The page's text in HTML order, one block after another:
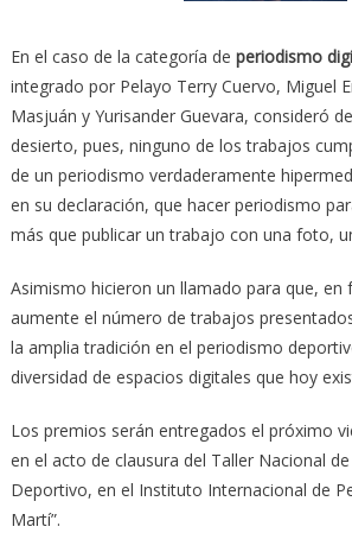
En el caso de la categoría de periodismo
integrado por Pelayo Terry Cuervo, Miguel
Masjuán y Yurisander Guevara, consideró
desierto, pues, ninguno de los trabajos
de un periodismo verdaderamente
en su declaración, que hacer periodismo
más que publicar un trabajo con una foto,
Asimismo hicieron un llamado para que, en
aumente el número de trabajos
la amplia tradición en el periodismo
diversidad de espacios digitales que hoy
Los premios serán entregados el próximo
en el acto de clausura del Taller Nacional
Deportivo, en el Instituto Internacional de
Martí”.